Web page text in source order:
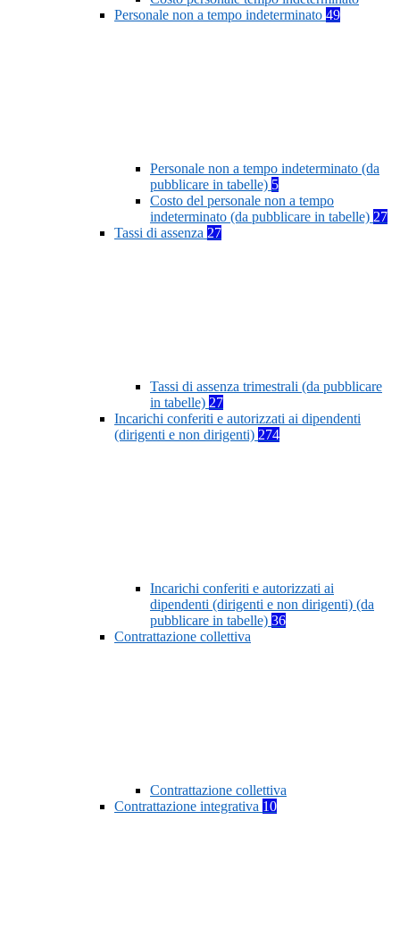
Personale non a tempo indeterminato 49
Personale non a tempo indeterminato (da
pubblicare in tabelle) 5
Costo del personale non a tempo
indeterminato (da pubblicare in tabelle) 27
Tassi di assenza 27
Tassi di assenza trimestrali (da pubblicare
in tabelle) 27
Incarichi conferiti e autorizzati ai dipendenti
(dirigenti e non dirigenti) 274
Incarichi conferiti e autorizzati ai
dipendenti (dirigenti e non dirigenti) (da
pubblicare in tabelle) 36
Contrattazione collettiva
Contrattazione collettiva
Contrattazione integrativa 10